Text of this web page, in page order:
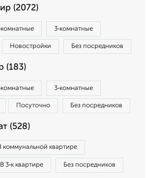
(2072)
3‑комнатные
Новостройки Без посредников
(183)
3‑комнатные
Посуточно Без посредников
(528)
коммунальной квартире
В 3‑к квартире Без посредников